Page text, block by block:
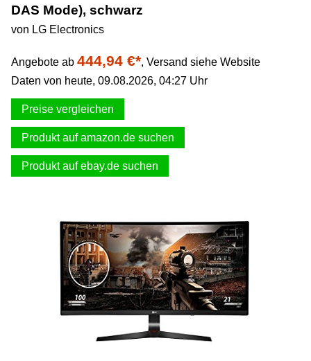
Presse
Impressum
DAS Mode), schwarz
von LG Electronics
Angebote ab 444,94 €*, Versand siehe Website
Daten von heute, 09.08.2026, 04:27 Uhr
Preise vergleichen
Produkt auf amazon.de suchen
Produkt auf ebay.de suchen